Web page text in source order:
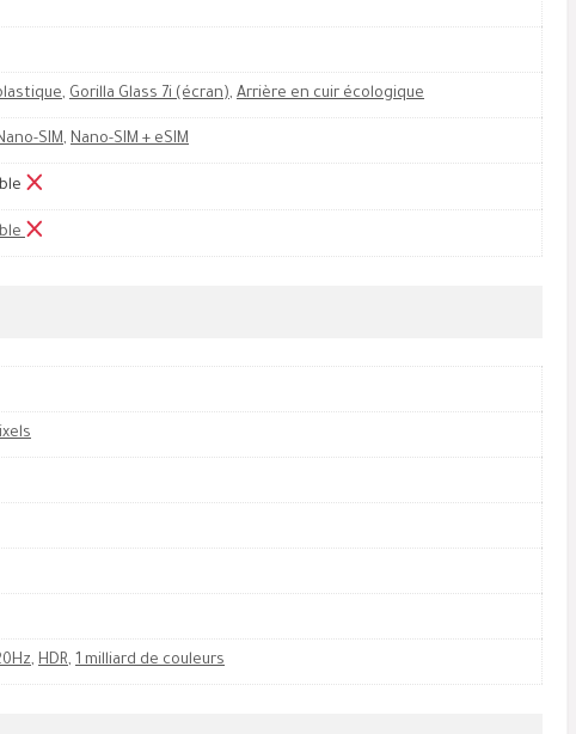
, Gorilla Glass 7i (écran), Arrière en cuir écologique
SIM, Nano-SIM + eSIM
, HDR, 1 milliard de couleurs